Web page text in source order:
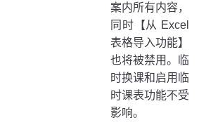
案内所有内容，
同时【从 Excel
表格导入功能】
也将被禁用。临
时换课和启用临
时课表功能不受
影响。